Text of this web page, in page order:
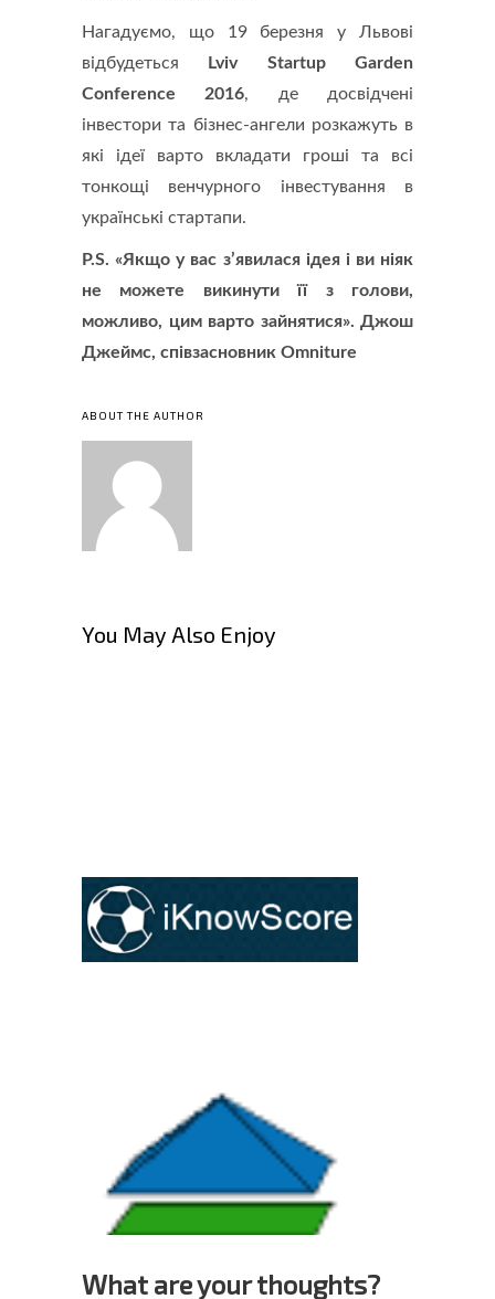
Нагадуємо, що 19 березня у Львові
відбудеться
Lviv Startup Garden
Conference 2016, де досвідчені
інвестори та бізнес-ангели розкажуть в
які ідеї варто вкладати гроші та всі
тонкощі венчурного інвестування в
українські стартапи.
P.S. «Якщо у вас з’явилася ідея і ви ніяк
не можете викинути її з голови,
можливо, цим варто зайнятися». Джош
Джеймс, співзасновник Omniture
ABOUT THE AUTHOR
You May Also Enjoy
What are your thoughts?